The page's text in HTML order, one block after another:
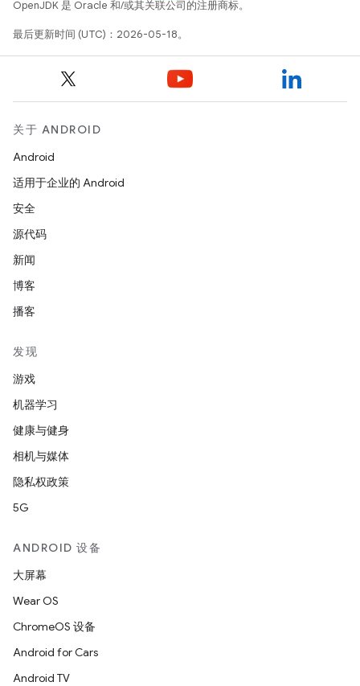
OpenJDK 是 Oracle 和/或其关联公司的注册商标。
最后更新时间 (UTC)：2026-05-18。
关于 ANDROID
Android
适用于企业的 Android
安全
源代码
新闻
博客
播客
发现
游戏
机器学习
健康与健身
相机与媒体
隐私权政策
5G
ANDROID 设备
大屏幕
Wear OS
ChromeOS 设备
Android for Cars
Android TV